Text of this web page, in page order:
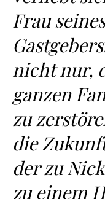
Frau seines
nicht nur,
ganzen
zu
die
der zu
zu einem